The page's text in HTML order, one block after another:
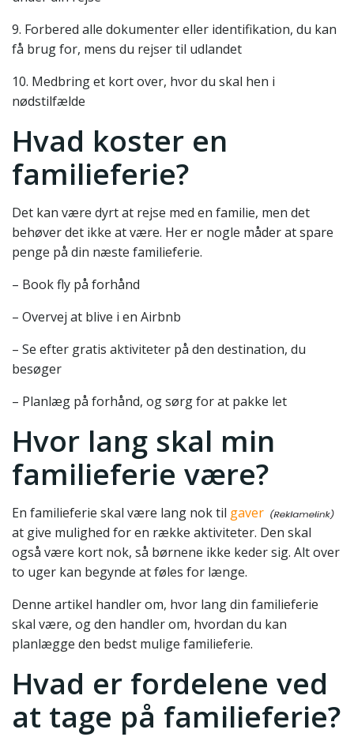
9. Forbered alle dokumenter eller identifikation, du kan
få brug for, mens du rejser til udlandet
10. Medbring et kort over, hvor du skal hen i
nødstilfælde
Hvad koster en
familieferie?
Det kan være dyrt at rejse med en familie, men det
behøver det ikke at være. Her er nogle måder at spare
penge på din næste familieferie.
– Book fly på forhånd
– Overvej at blive i en Airbnb
– Se efter gratis aktiviteter på den destination, du
besøger
– Planlæg på forhånd, og sørg for at pakke let
Hvor lang skal min
familieferie være?
En familieferie skal være lang nok til gaver
at give mulighed for en række aktiviteter. Den skal
også være kort nok, så børnene ikke keder sig. Alt over
to uger kan begynde at føles for længe.
Denne artikel handler om, hvor lang din familieferie
skal være, og den handler om, hvordan du kan
planlægge den bedst mulige familieferie.
Hvad er fordelene ved
at tage på familieferie?